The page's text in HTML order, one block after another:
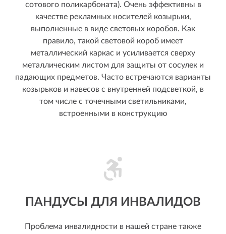
сотового поликарбоната). Очень эффективны в
качестве рекламных носителей козырьки,
выполненные в виде световых коробов. Как
правило, такой световой короб имеет
металлический каркас и усиливается сверху
металлическим листом для защиты от сосулек и
падающих предметов. Часто встречаются варианты
козырьков и навесов с внутренней подсветкой, в
том числе с точечными светильниками,
встроенными в конструкцию
ПАНДУСЫ ДЛЯ ИНВАЛИДОВ
Проблема инвалидности в нашей стране также